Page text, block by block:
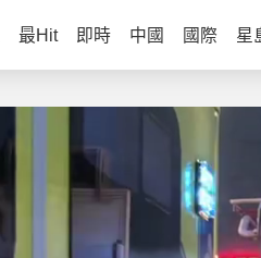
最Hit 即時 中國 國際 星